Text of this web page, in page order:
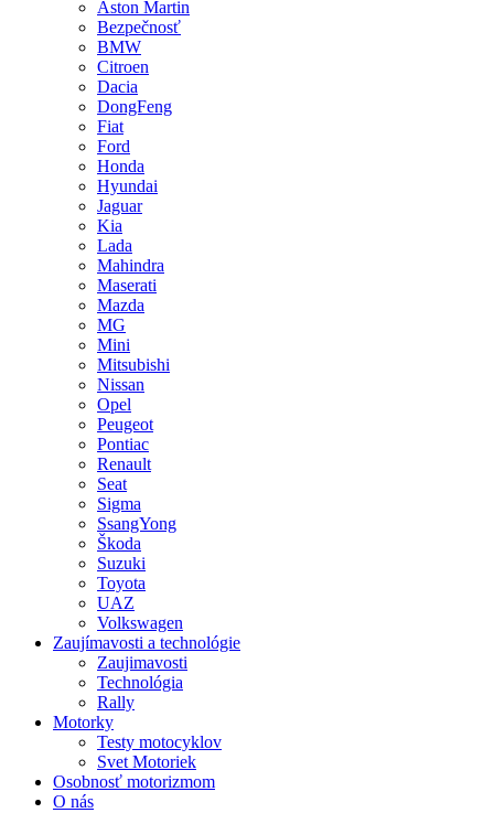
Aston Martin
Bezpečnosť
BMW
Citroen
Dacia
DongFeng
Fiat
Ford
Honda
Hyundai
Jaguar
Kia
Lada
Mahindra
Maserati
Mazda
MG
Mini
Mitsubishi
Nissan
Opel
Peugeot
Pontiac
Renault
Seat
Sigma
SsangYong
Škoda
Suzuki
Toyota
UAZ
Volkswagen
Zaujímavosti a technológie
Zaujimavosti
Technológia
Rally
Motorky
Testy motocyklov
Svet Motoriek
Osobnosť motorizmom
O nás